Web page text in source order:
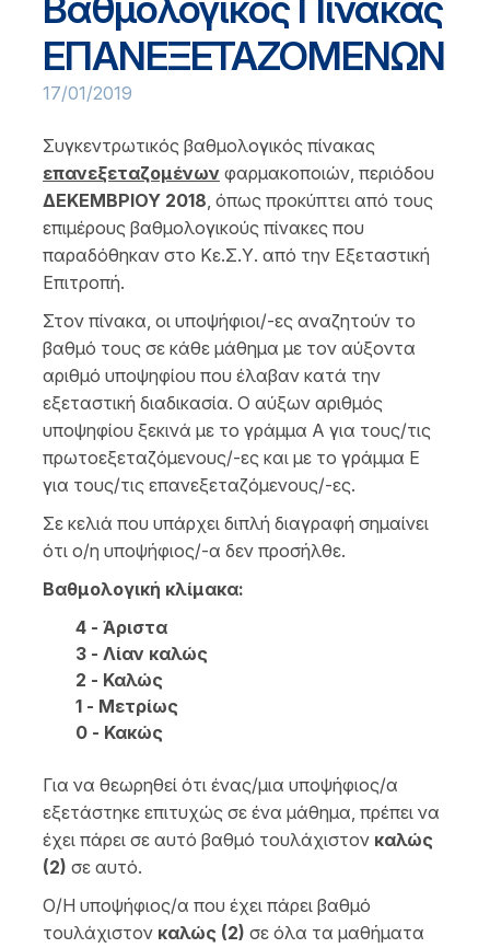
ΕΠΑΝΕΞΕΤΑΖΟΜΕΝΩΝ
17/01/2019
Συγκεντρωτικός βαθμολογικός πίνακας
επανεξεταζομένων φαρμακοποιών, περιόδου
ΔΕΚΕΜΒΡΙΟΥ 2018, όπως προκύπτει από τους
επιμέρους βαθμολογικούς πίνακες που
παραδόθηκαν στο Κε.Σ.Υ. από την Εξεταστική
Επιτροπή.
Στον πίνακα, οι υποψήφιοι/-ες αναζητούν το
βαθμό τους σε κάθε μάθημα με τον αύξοντα
αριθμό υποψηφίου που έλαβαν κατά την
εξεταστική διαδικασία. Ο αύξων αριθμός
υποψηφίου ξεκινά με το γράμμα Α για τους/τις
πρωτοεξεταζόμενους/-ες και με το γράμμα Ε
για τους/τις επανεξεταζόμενους/-ες.
Σε κελιά που υπάρχει διπλή διαγραφή σημαίνει
ότι ο/η υποψήφιος/-α δεν προσήλθε.
Βαθμολογική κλίμακα:
4 - Άριστα
3 - Λίαν καλώς
2 - Καλώς
1 - Μετρίως
0 - Κακώς
Για να θεωρηθεί ότι ένας/μια υποψήφιος/α
εξετάστηκε επιτυχώς σε ένα μάθημα, πρέπει να
έχει πάρει σε αυτό βαθμό τουλάχιστον καλώς
(2) σε αυτό.
Ο/Η υποψήφιος/α που έχει πάρει βαθμό
τουλάχιστον καλώς (2) σε όλα τα μαθήματα